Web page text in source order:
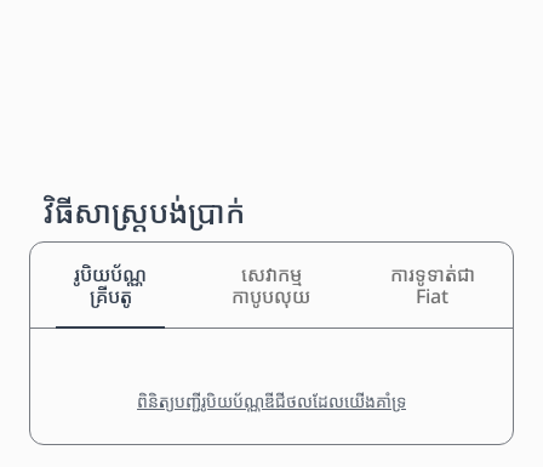
វិធីសាស្រ្តបង់ប្រាក់
រូបិយប័ណ្ណ
គ្រីបតូ
សេវាកម្ម
កាបូបលុយ
ការទូទាត់ជា
Fiat
ពិនិត្យបញ្ជីរូបិយប័ណ្ណឌីជីថលដែលយើងគាំទ្រ